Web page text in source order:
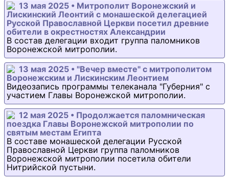
13 мая 2025 • Митрополит Воронежский и
Лискинский Леонтий с монашеской делегацией
Русской Православной Церкви посетил древние
обители в окрестностях Александрии
В состав делегации входит группа паломников
Воронежской митрополии.
13 мая 2025 • "Вечер вместе" с митрополитом
Воронежским и Лискинским Леонтием
Видеозапись программы телеканала "Губерния" с
участием Главы Воронежской митрополии.
12 мая 2025 • Продолжается паломническая
поездка Главы Воронежской митрополии по
святым местам Египта
В составе монашеской делегации Русской
Православной Церкви группа паломников
Воронежской митрополии посетила обители
Нитрийской пустыни.